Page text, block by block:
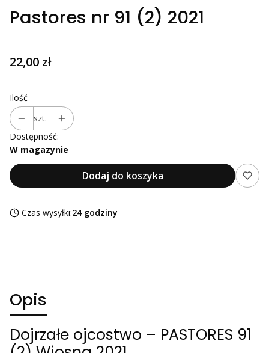
Pastores nr 91 (2) 2021
Cena
22,00 zł
Ilość
szt.
Dostępność:
W magazynie
Dodaj do koszyka
Czas wysyłki:24 godziny
Opis
Dojrzałe ojcostwo – PASTORES 91